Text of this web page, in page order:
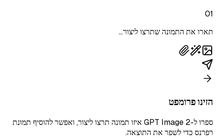
01
תארו את התמונה שתרצו ליצור...
הזינו פרומפט
ספרו ל-GPT Image 2 איזו תמונה תרצו ליצור, ואפשר להוסיף תמונת
רפרנס כדי לשפר את התוצאה.